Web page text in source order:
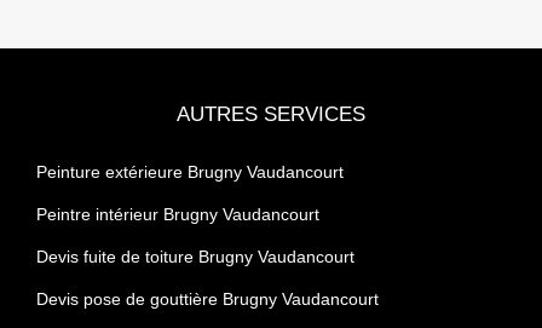
AUTRES SERVICES
Peinture extérieure Brugny Vaudancourt
Peintre intérieur Brugny Vaudancourt
Devis fuite de toiture Brugny Vaudancourt
Devis pose de gouttière Brugny Vaudancourt